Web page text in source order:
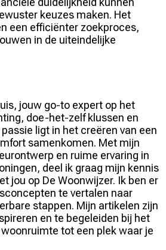
keuzes maken. Het
een efficiënter zoekproces,
in de uiteindelijke
jouw go-to expert op het
doe-het-zelf klussen en
ligt in het creëren van een
samenkomen. Met mijn
en ruime ervaring in
deel ik graag mijn kennis
jou op De Woonwijzer. Ik ben er
te vertalen naar
stappen. Mijn artikelen zijn
en te begeleiden bij het
tot een plek waar je